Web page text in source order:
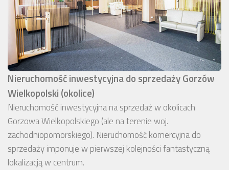
Nieruchomość inwestycyjna do sprzedaży Gorzów
Wielkopolski (okolice)
Nieruchomość inwestycyjna na sprzedaż w okolicach
Gorzowa Wielkopolskiego (ale na terenie woj.
zachodniopomorskiego). Nieruchomość komercyjna do
sprzedaży imponuje w pierwszej kolejności fantastyczną
lokalizacją w centrum.